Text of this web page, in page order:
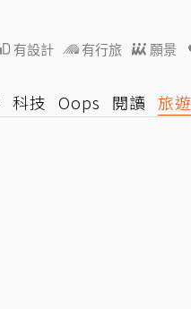
有設計 有行旅 願景
科技 Oops 閱讀 旅遊